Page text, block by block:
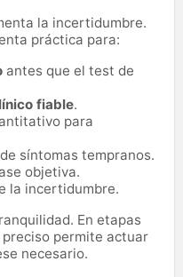
la incertidumbre.
práctica para:
antes que el test de
fiable.
para
síntomas tempranos.
objetiva.
la incertidumbre.
En etapas
permite actuar
necesario.